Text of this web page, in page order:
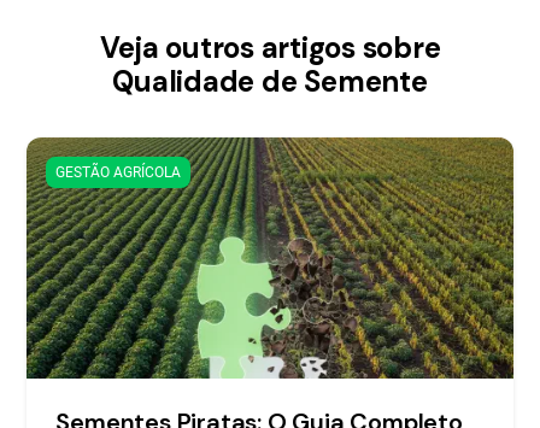
Veja outros artigos sobre
Qualidade de Semente
GESTÃO AGRÍCOLA